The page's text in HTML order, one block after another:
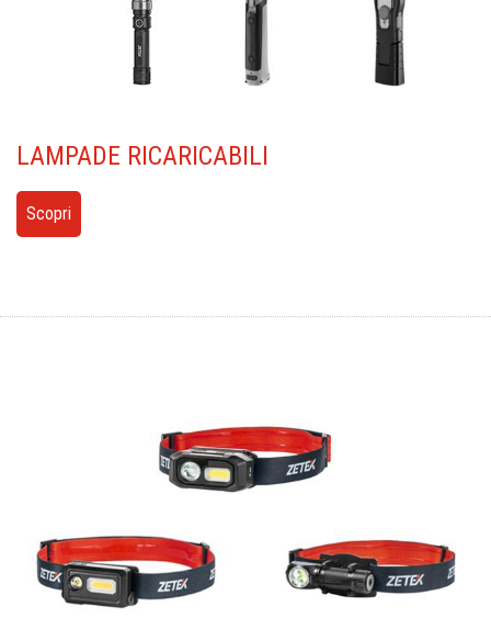
LAMPADE RICARICABILI
Scopri